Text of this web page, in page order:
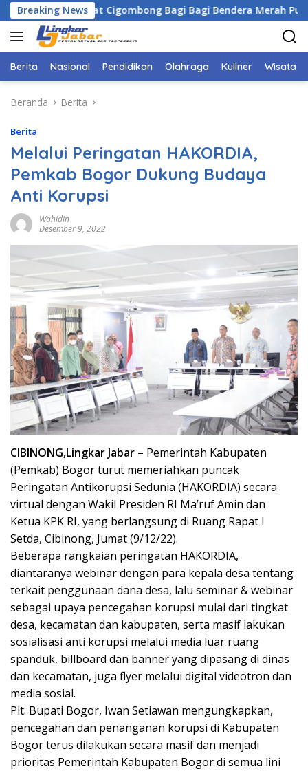
Langsung
ke
konten
Breaking News
Camat Cigombong Bagi Bagi Bendera Merah Putih Kepada
Berita Nasional Pendidikan Olahraga Kuliner Wisata
Beranda Berita
Berita
Melalui Peringatan HAKORDIA,
Pemkab Bogor Dukung Budaya
Anti Korupsi
Wahidin
Desember 9, 2022
CIBINONG,Lingkar Jabar – Pemerintah Kabupaten
(Pemkab) Bogor turut memeriahkan puncak
Peringatan Antikorupsi Sedunia (HAKORDIA) secara
virtual dengan Wakil Presiden RI Ma’ruf Amin dan
Ketua KPK RI, yang berlangsung di Ruang Rapat I
Setda, Cibinong, Jumat (9/12/22).
Beberapa rangkaian peringatan HAKORDIA,
diantaranya webinar dengan para kepala desa tentang
terkait penggunaan dana desa, lalu seminar & webinar
sebagai upaya pencegahan korupsi mulai dari tingkat
desa, kecamatan dan kabupaten, serta masif lakukan
sosialisasi anti korupsi melalui media luar ruang
spanduk, billboard dan banner yang dipasang di dinas
dan kecamatan, juga flyer melalui digital videotron dan
media sosial.
Plt. Bupati Bogor, Iwan Setiawan mengungkapkan,
pencegahan dan penanganan korupsi di Kabupaten
Bogor terus dilakukan secara masif dan menjadi
prioritas Pemerintah Kabupaten Bogor di semua lini